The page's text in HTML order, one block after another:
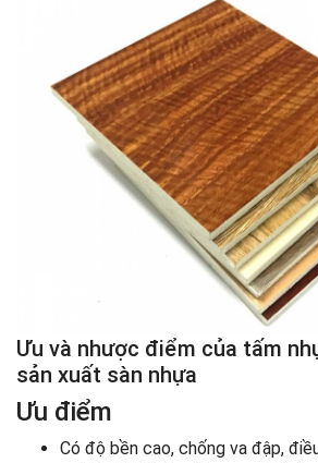
Ưu và nhược điểm của tấm
sản xuất sàn nhựa
Ưu điểm
Có độ bền cao, chống va đập,